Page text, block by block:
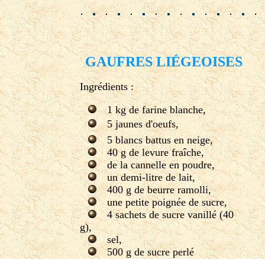
GAUFRES LIÉGEOISES
Ingrédients :
1 kg de farine blanche,
5 jaunes d'oeufs,
5 blancs battus en neige,
40 g de levure fraîche,
de la cannelle en poudre,
un demi-litre de lait,
400 g de beurre ramolli,
une petite poignée de sucre,
4 sachets de sucre vanillé (40
g),
sel,
500 g de sucre perlé